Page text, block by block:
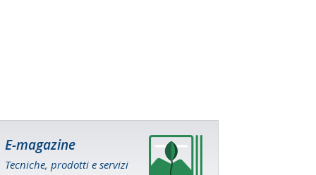
E-magazine
Tecniche, prodotti e servizi